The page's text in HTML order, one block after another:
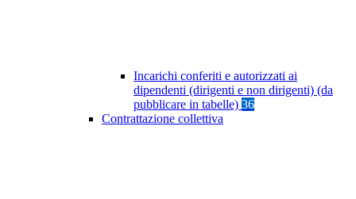
Incarichi conferiti e autorizzati ai
dipendenti (dirigenti e non dirigenti) (da
pubblicare in tabelle) 36
Contrattazione collettiva